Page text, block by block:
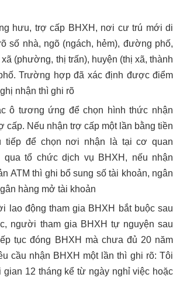
hưu, trợ cấp BHXH, nơi cư trú mới di
số nhà, ngõ (ngách, hẻm), đường phố,
xã (phường, thị trấn), huyện (thị xã, thành
Trường hợp đã xác định được điểm
nhận thì ghi rõ
ô tương ứng để chọn hình thức nhận
cấp. Nếu nhận trợ cấp một lần bằng tiền
tiếp để chọn nơi nhận là tại cơ quan
qua tổ chức dịch vụ BHXH, nếu nhận
ATM thì ghi bổ sung số tài khoản, ngân
hàng mở tài khoản
lao động tham gia BHXH bắt buộc sau
người tham gia BHXH tự nguyện sau
tục đóng BHXH mà chưa đủ 20 năm
cầu nhận BHXH một lần thì ghi rõ: Tôi
gian 12 tháng kể từ ngày nghỉ việc hoặc